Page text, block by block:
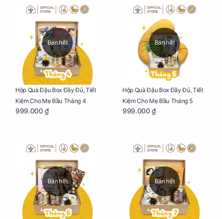
Bán hết
Hộp Quà Đậu Box Đầy Đủ, Tiết
Kiệm Cho Mẹ Bầu Tháng 4
999.000 ₫
Bán hết
Hộp Quà Đậu Box Đầy Đủ, Tiết
Kiệm Cho Mẹ Bầu Tháng 5
999.000 ₫
Bán hết Bán hết